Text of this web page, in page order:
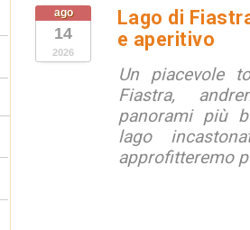
ago
14
2026
Lago di
e aperitivo
Un piacevole
Fiastra,
panorami più
lago
approfitteremo